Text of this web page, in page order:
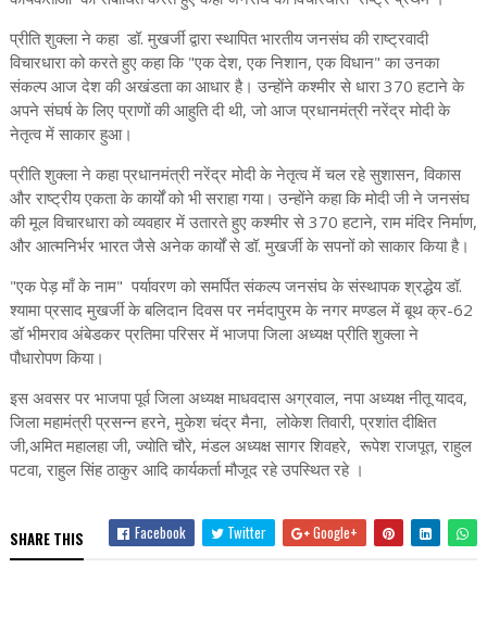
प्रीति शुक्ला ने कहा डॉ. मुखर्जी द्वारा स्थापित भारतीय जनसंघ की राष्ट्रवादी
विचारधारा को करते हुए कहा कि "एक देश, एक निशान, एक विधान" का उनका
संकल्प आज देश की अखंडता का आधार है। उन्होंने कश्मीर से धारा 370 हटाने के
अपने संघर्ष के लिए प्राणों की आहुति दी थी, जो आज प्रधानमंत्री नरेंद्र मोदी के
नेतृत्व में साकार हुआ।
प्रीति शुक्ला ने कहा प्रधानमंत्री नरेंद्र मोदी के नेतृत्व में चल रहे सुशासन, विकास
और राष्ट्रीय एकता के कार्यों को भी सराहा गया। उन्होंने कहा कि मोदी जी ने जनसंघ
की मूल विचारधारा को व्यवहार में उतारते हुए कश्मीर से 370 हटाने, राम मंदिर निर्माण,
और आत्मनिर्भर भारत जैसे अनेक कार्यों से डॉ. मुखर्जी के सपनों को साकार किया है।
"एक पेड़ माँ के नाम" पर्यावरण को समर्पित संकल्प जनसंघ के संस्थापक श्रद्धेय डॉ.
श्यामा प्रसाद मुखर्जी के बलिदान दिवस पर नर्मदापुरम के नगर मण्डल में बूथ क्र-62
डॉ भीमराव अंबेडकर प्रतिमा परिसर में भाजपा जिला अध्यक्ष प्रीति शुक्ला ने
पौधारोपण किया।
इस अवसर पर भाजपा पूर्व जिला अध्यक्ष माधवदास अग्रवाल, नपा अध्यक्ष नीतू यादव,
जिला महामंत्री प्रसन्न हरने, मुकेश चंद्र मैना, लोकेश तिवारी, प्रशांत दीक्षित
जी,अमित महालहा जी, ज्योति चौरे, मंडल अध्यक्ष सागर शिवहरे, रूपेश राजपूत, राहुल
पटवा, राहुल सिंह ठाकुर आदि कार्यकर्ता मौजूद रहे उपस्थित रहे ।
SHARE THIS Facebook Twitter Google+